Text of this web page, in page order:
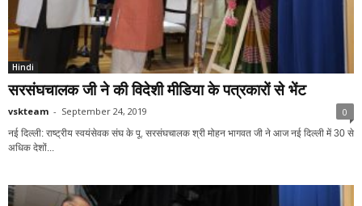
Hindi
सरसंघचालक जी ने की विदेशी मीडिया के पत्रकारों से भेंट
vskteam - September 24, 2019 0
नई दिल्ली: राष्ट्रीय स्वयंसेवक संघ के पू. सरसंघचालक श्री मोहन भागवत जी ने आज नई दिल्ली में 30 से
अधिक देशों...